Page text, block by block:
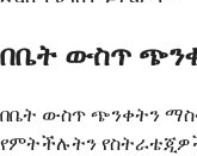
በቤት ውስጥ
በቤት ውስጥ ጭንቀትን
የምትችሉትን